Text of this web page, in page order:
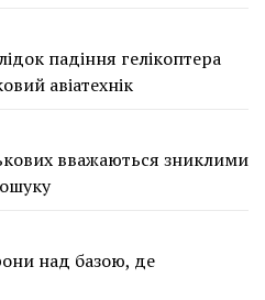
падіння гелікоптера
авіатехнік
вважаються зниклими
над базою, де